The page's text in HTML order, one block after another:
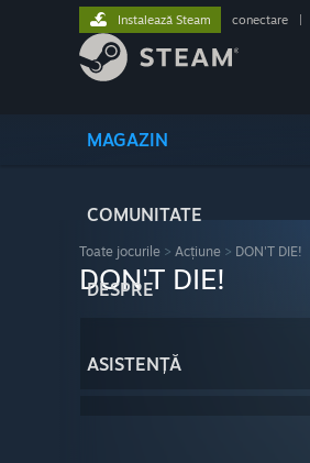
MAGAZIN
COMUNITATE
DESPRE
ASISTENȚĂ
Instalează Steam conectare
Toate jocurile > Acțiune > DON'T DIE!
DON'T DIE!